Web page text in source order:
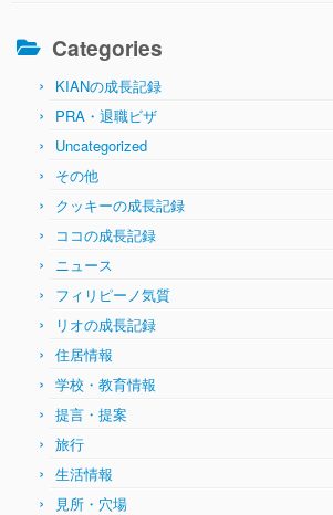
Categories
KIANの成長記録
PRA・退職ビザ
Uncategorized
その他
クッキーの成長記録
ココの成長記録
ニュース
フィリピーノ気質
リオの成長記録
住居情報
学校・教育情報
提言・提案
旅行
生活情報
見所・穴場